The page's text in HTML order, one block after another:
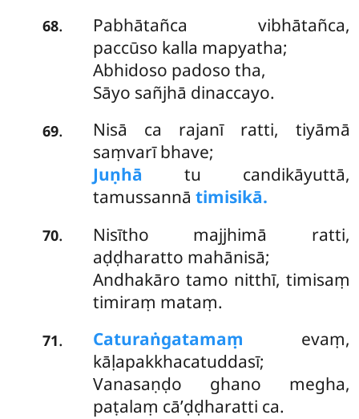
68.
Pabhātañca vibhātañca,
paccūso kalla mapyatha;
Abhidoso padoso tha,
Sāyo sañjhā dinaccayo.
69.
Nisā ca rajanī ratti, tiyāmā
saṃvarī bhave;
Juṇhā tu candikāyuttā,
tamussannā timisikā.
70.
Nisītho majjhimā ratti,
aḍḍharatto mahānisā;
Andhakāro tamo nitthī, timisaṃ
timiraṃ mataṃ.
71. Caturaṅgatamaṃ evaṃ,
kāḷapakkhacatuddasī;
Vanasaṇḍo ghano megha,
paṭalaṃ cā’ḍḍharatti ca.